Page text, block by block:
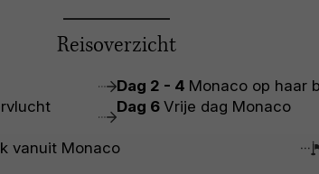
Reisoverzicht
Dag 2 - 4 Monaco op haar
Dag 6 Vrije dag Monaco
vanuit Monaco